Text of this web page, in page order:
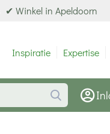
✔ Winkel in Apeldoorn
Inspiratie Expertise